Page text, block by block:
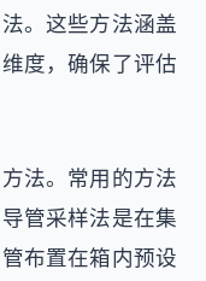
。这些方法涵盖
度，确保了评估
法。常用的方法
管采样法是在集
布置在箱内预设